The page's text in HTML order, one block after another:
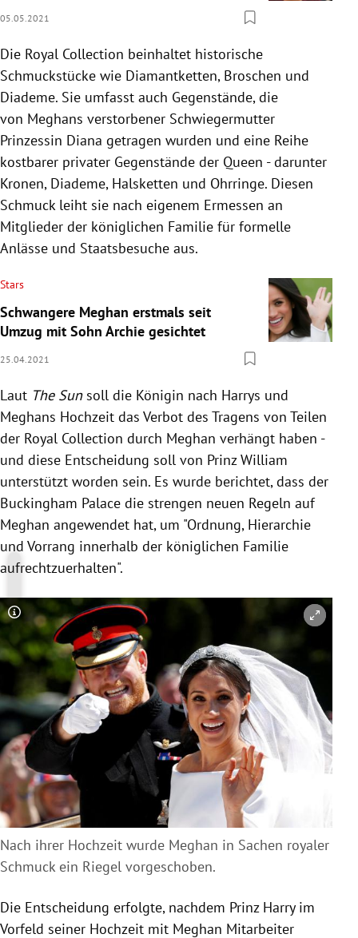
05.05.2021
Die Royal Collection beinhaltet historische
Schmuckstücke wie Diamantketten, Broschen und
Diademe. Sie umfasst auch Gegenstände, die
von Meghans verstorbener Schwiegermutter
Prinzessin Diana getragen wurden und eine Reihe
kostbarer privater Gegenstände der Queen - darunter
Kronen, Diademe, Halsketten und Ohrringe. Diesen
Schmuck leiht sie nach eigenem Ermessen an
Mitglieder der königlichen Familie für formelle
Anlässe und Staatsbesuche aus.
Stars
Schwangere Meghan erstmals seit
Umzug mit Sohn Archie gesichtet
25.04.2021
Laut The Sunsoll die Königin nach Harrys und
Meghans Hochzeit das Verbot des Tragens von Teilen
der Royal Collection durch Meghan verhängt haben -
und diese Entscheidung soll von Prinz William
unterstützt worden sein. Es wurde berichtet, dass der
Buckingham Palace die strengen neuen Regeln auf
Meghan angewendet hat, um "Ordnung, Hierarchie
und Vorrang innerhalb der königlichen Familie
aufrechtzuerhalten".
Copyright-Hinweis öffnen/schließen
Nach ihrer Hochzeit wurde Meghan in Sachen royaler
Schmuck ein Riegel vorgeschoben.
Die Entscheidung erfolgte, nachdem Prinz Harry im
Vorfeld seiner Hochzeit mit Meghan Mitarbeiter